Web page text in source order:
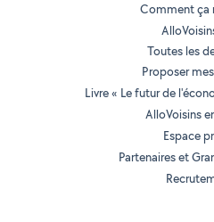
Comment ça
Toutes les
Proposer
Livre « Le futur de
AlloVoisins
Espace
Partenaires et